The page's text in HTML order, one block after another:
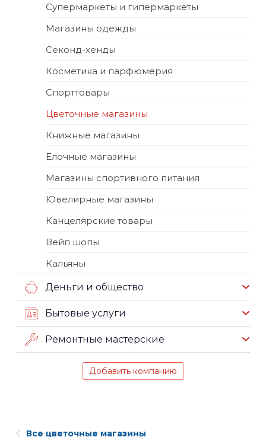
Супермаркеты и гипермаркеты
Магазины одежды
Секонд-хенды
Косметика и парфюмерия
Спорттовары
Цветочные магазины
Книжные магазины
Елочные магазины
Магазины спортивного питания
Ювелирные магазины
Канцелярские товары
Вейп шопы
Кальяны
Деньги и общество
Бытовые услуги
Ремонтные мастерские
Добавить компанию
Все цветочные магазины